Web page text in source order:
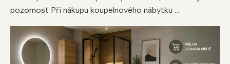
pozornost Při nákupu koupelnového nábytku ...